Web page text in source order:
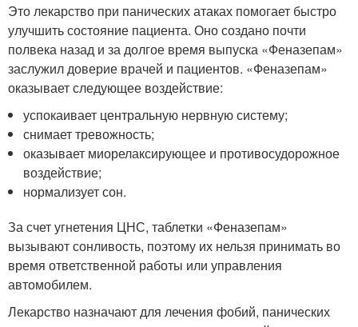
Это лекарство при панических атаках помогает быстро
улучшить состояние пациента. Оно создано почти
полвека назад и за долгое время выпуска «Феназепам»
заслужил доверие врачей и пациентов. «Феназепам»
оказывает следующее воздействие:
успокаивает центральную нервную систему;
снимает тревожность;
оказывает миорелаксирующее и противосудорожное
воздействие;
нормализует сон.
За счет угнетения ЦНС, таблетки «Феназепам»
вызывают сонливость, поэтому их нельзя принимать во
время ответственной работы или управления
автомобилем.
Лекарство назначают для лечения фобий, панических